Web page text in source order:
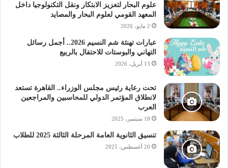
علوم البحار لتعزيز الابتكار ونقل التكنولوجيا داخل
المعهد القومي لعلوم البحار والمصايد
2 مايو، 2026
عبارات تهنئة شم النسيم 2026.. أجمل رسائل
التهاني والبوستات للاحتفال بالربيع
13 أبريل، 2026
تحت رعاية رئيس مجلس الوزراء.. القاهرة تستعد
لانطلاق المؤتمر الدولي للمحاسبين والمراجعين
العرب
18 سبتمبر، 2025
تنسيق الثانوية العامة المرحلة الثالثة 2025 للطلاب
20 أغسطس، 2025